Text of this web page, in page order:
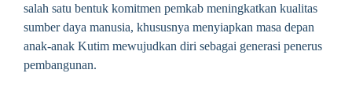
salah satu bentuk komitmen pemkab meningkatkan kualitas
sumber daya manusia, khususnya menyiapkan masa depan
anak-anak Kutim mewujudkan diri sebagai generasi penerus
pembangunan.